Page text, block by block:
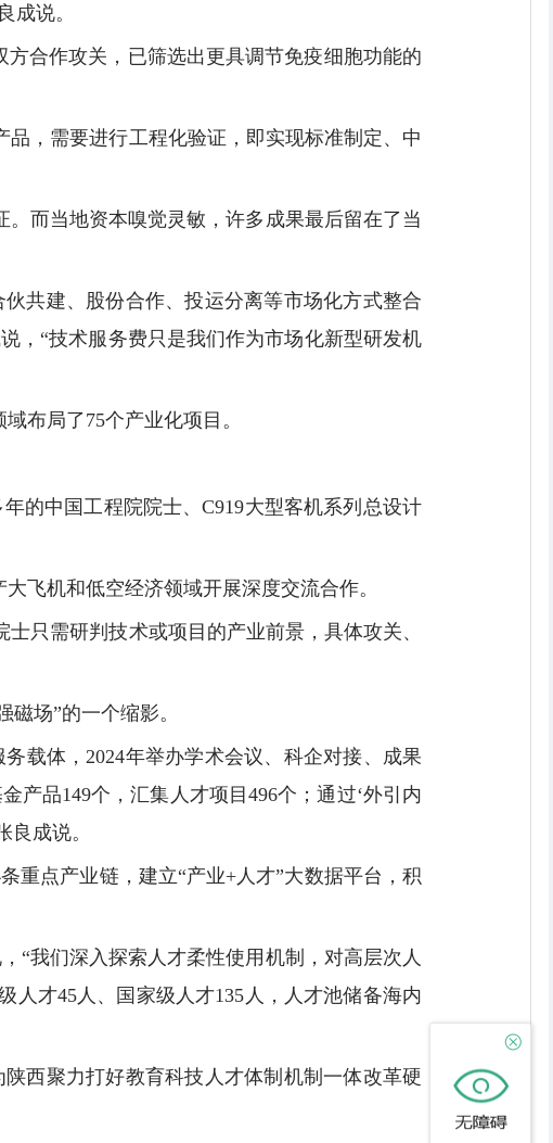
成说。
合作攻关，已筛选出更具调节免疫细胞功能的
品，需要进行工程化验证，即实现标准制定、中
而当地资本嗅觉灵敏，许多成果最后留在了当
共建、股份合作、投运分离等市场化方式整合
，“技术服务费只是我们作为市场化新型研发机
布局了75个产业化项目。
的中国工程院院士、C919大型客机系列总设计
飞机和低空经济领域开展深度交流合作。
只需研判技术或项目的产业前景，具体攻关、
场”的一个缩影。
载体，2024年举办学术会议、科企对接、成果
产品149个，汇集人才项目496个；通过‘外引内
成说。
重点产业链，建立“产业+人才”大数据平台，积
“我们深入探索人才柔性使用机制，对高层次人
人才45人、国家级人才135人，人才池储备海内
西聚力打好教育科技人才体制机制一体改革硬